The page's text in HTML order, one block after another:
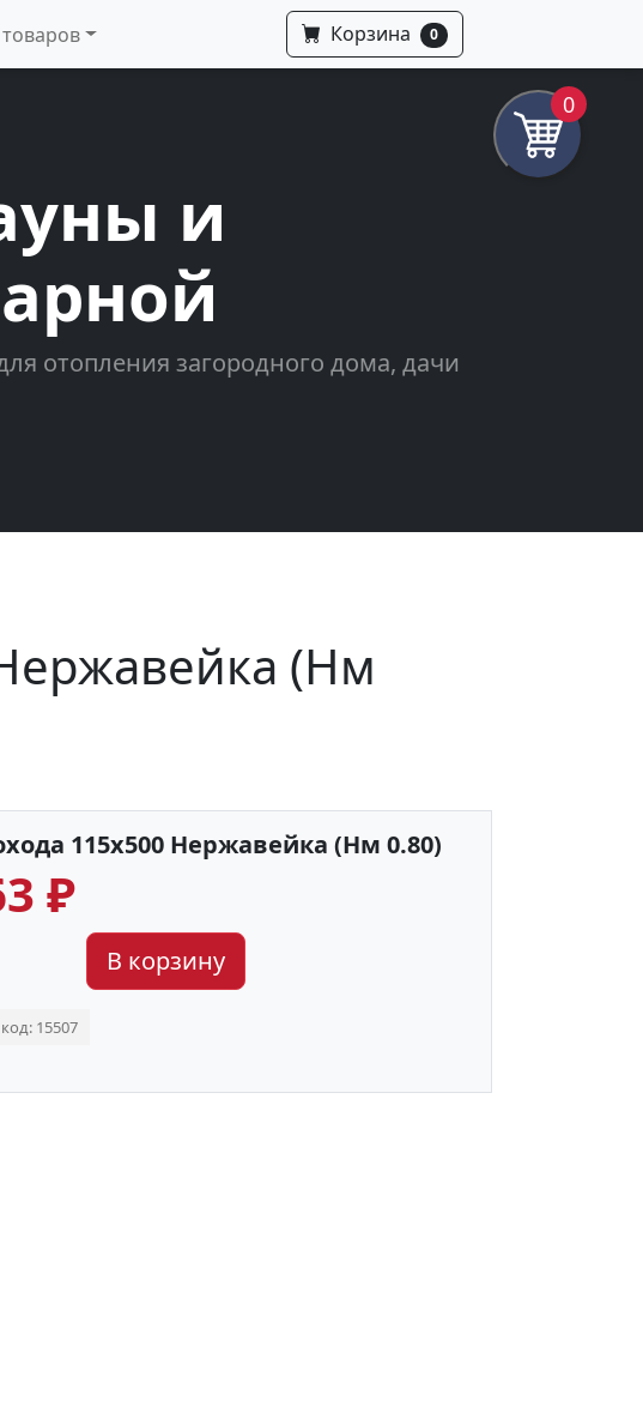
Корзина 0
и
отопления загородного дома, дачи
(Нм
115х500 Нержавейка (Нм 0.80)
₽
В корзину
код: 15507
0